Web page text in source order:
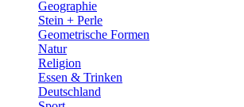
Geographie
Stein + Perle
Geometrische Formen
Natur
Religion
Essen & Trinken
Deutschland